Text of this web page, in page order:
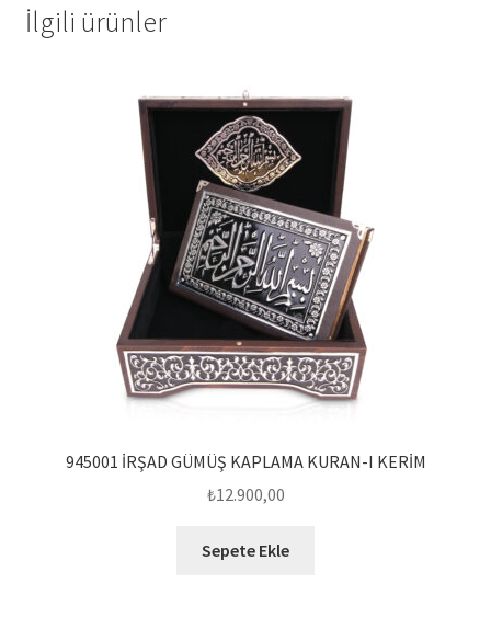
İlgili ürünler
945001 İRŞAD GÜMÜŞ KAPLAMA KURAN-I KERİM
₺12.900,00
Sepete Ekle